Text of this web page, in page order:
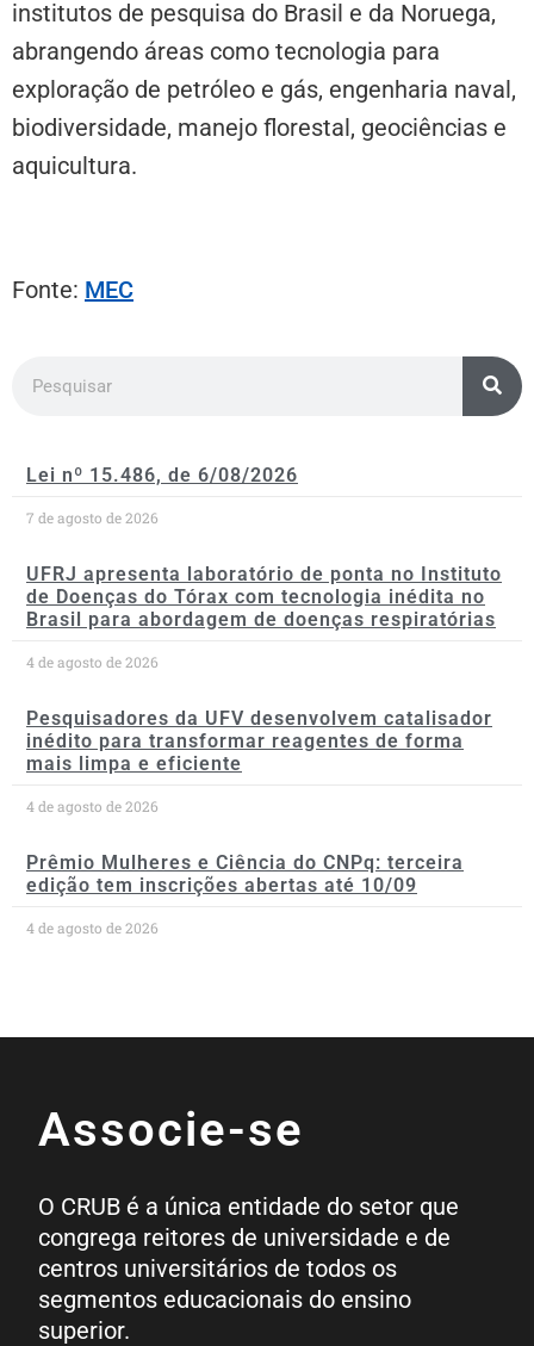
institutos de pesquisa do Brasil e da Noruega,
abrangendo áreas como tecnologia para
exploração de petróleo e gás, engenharia naval,
biodiversidade, manejo florestal, geociências e
aquicultura.
Fonte: MEC
Lei nº 15.486, de 6/08/2026
7 de agosto de 2026
UFRJ apresenta laboratório de ponta no Instituto
de Doenças do Tórax com tecnologia inédita no
Brasil para abordagem de doenças respiratórias
4 de agosto de 2026
Pesquisadores da UFV desenvolvem catalisador
inédito para transformar reagentes de forma
mais limpa e eficiente
4 de agosto de 2026
Prêmio Mulheres e Ciência do CNPq: terceira
edição tem inscrições abertas até 10/09
4 de agosto de 2026
Associe-se
O CRUB é a única entidade do setor que
congrega reitores de universidade e de
centros universitários de todos os
segmentos educacionais do ensino
superior.